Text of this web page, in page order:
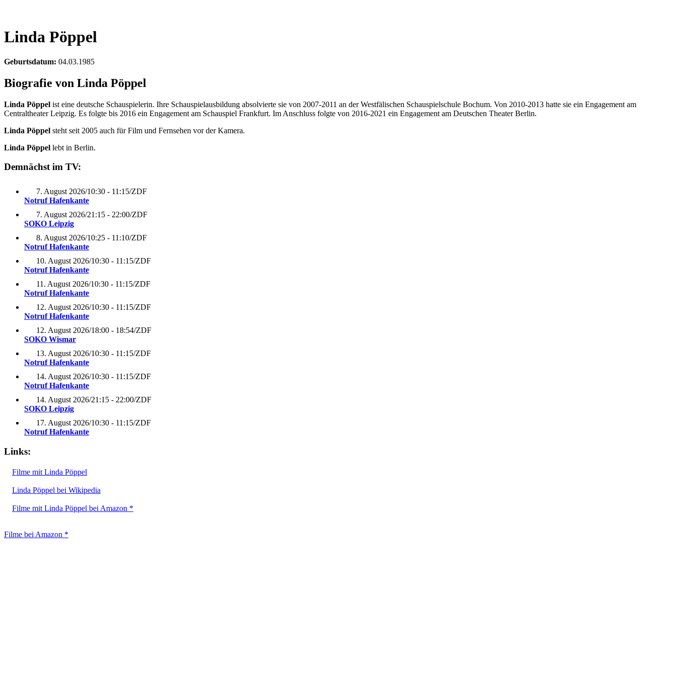
Linda Pöppel
Geburtsdatum: 04.03.1985
Biografie von Linda Pöppel
Linda Pöppel ist eine deutsche Schauspielerin. Ihre Schauspielausbildung absolvierte sie von 2007-2011 an der Westfälischen Schauspielschule Bochum. Von 2010-2013 hatte sie ein Engagement am
Centraltheater Leipzig. Es folgte bis 2016 ein Engagement am Schauspiel Frankfurt. Im Anschluss folgte von 2016-2021 ein Engagement am Deutschen Theater Berlin.
Linda Pöppel steht seit 2005 auch für Film und Fernsehen vor der Kamera.
Linda Pöppel lebt in Berlin.
Demnächst im TV:
7. August 2026/10:30 - 11:15/ZDF
Notruf Hafenkante
7. August 2026/21:15 - 22:00/ZDF
SOKO Leipzig
8. August 2026/10:25 - 11:10/ZDF
Notruf Hafenkante
10. August 2026/10:30 - 11:15/ZDF
Notruf Hafenkante
11. August 2026/10:30 - 11:15/ZDF
Notruf Hafenkante
12. August 2026/10:30 - 11:15/ZDF
Notruf Hafenkante
12. August 2026/18:00 - 18:54/ZDF
SOKO Wismar
13. August 2026/10:30 - 11:15/ZDF
Notruf Hafenkante
14. August 2026/10:30 - 11:15/ZDF
Notruf Hafenkante
14. August 2026/21:15 - 22:00/ZDF
SOKO Leipzig
17. August 2026/10:30 - 11:15/ZDF
Notruf Hafenkante
Links:
Filme mit Linda Pöppel
Linda Pöppel bei Wikipedia
Filme mit Linda Pöppel bei Amazon *
Filme bei Amazon *